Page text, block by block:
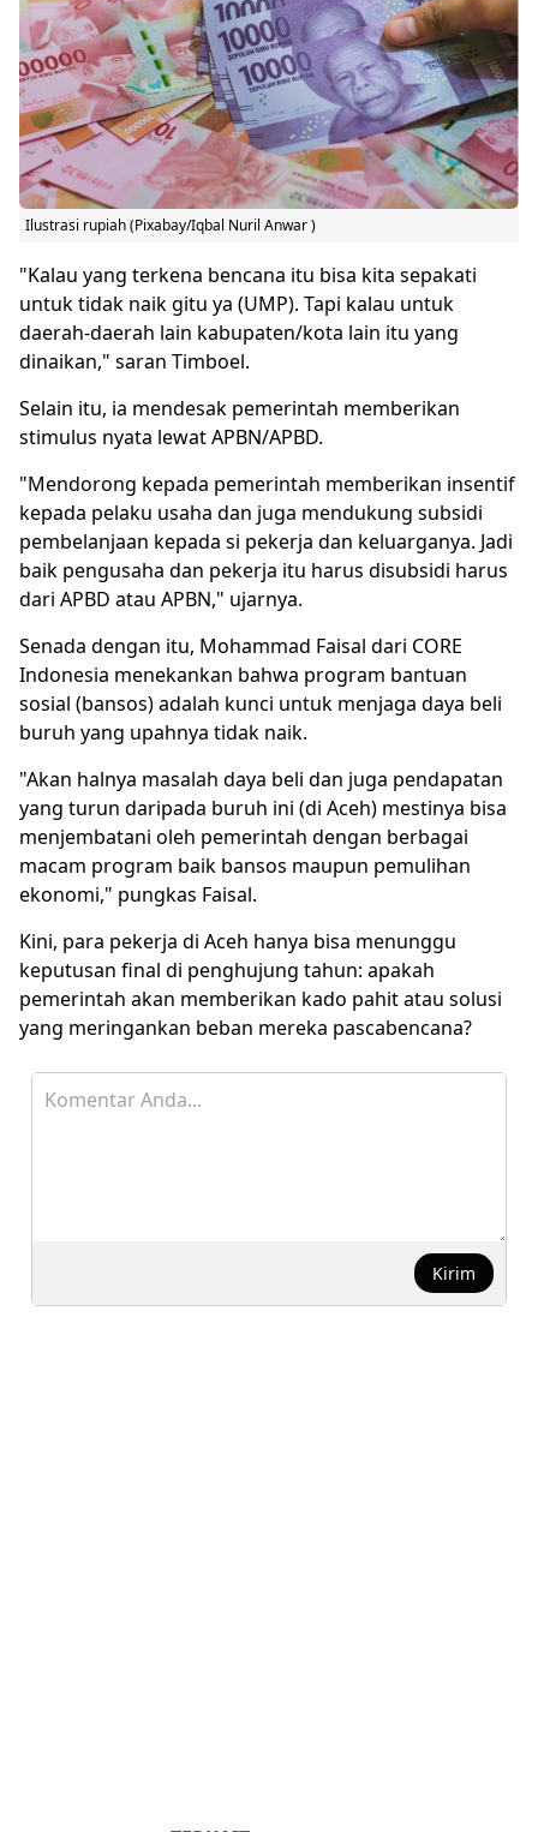
Ilustrasi rupiah (Pixabay/Iqbal Nuril Anwar )
"Kalau yang terkena bencana itu bisa kita sepakati
untuk tidak naik gitu ya (UMP). Tapi kalau untuk
daerah-daerah lain kabupaten/kota lain itu yang
dinaikan," saran Timboel.
Selain itu, ia mendesak pemerintah memberikan
stimulus nyata lewat APBN/APBD.
"Mendorong kepada pemerintah memberikan insentif
kepada pelaku usaha dan juga mendukung subsidi
pembelanjaan kepada si pekerja dan keluarganya. Jadi
baik pengusaha dan pekerja itu harus disubsidi harus
dari APBD atau APBN," ujarnya.
Senada dengan itu, Mohammad Faisal dari CORE
Indonesia menekankan bahwa program bantuan
sosial (bansos) adalah kunci untuk menjaga daya beli
buruh yang upahnya tidak naik.
"Akan halnya masalah daya beli dan juga pendapatan
yang turun daripada buruh ini (di Aceh) mestinya bisa
menjembatani oleh pemerintah dengan berbagai
macam program baik bansos maupun pemulihan
ekonomi," pungkas Faisal.
Kini, para pekerja di Aceh hanya bisa menunggu
keputusan final di penghujung tahun: apakah
pemerintah akan memberikan kado pahit atau solusi
yang meringankan beban mereka pascabencana?
Kirim